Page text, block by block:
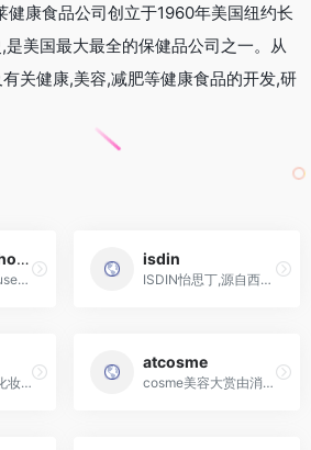
健康食品公司创立于1960年美国纽约长
美国最大最全的保健品公司之一。从
关健康,美容,减肥等健康食品的开发,研
chemistwarehouse
Chemistwarehouse网站是澳洲最大的保健品网站,网站主要销售澳洲本土的天然保健品牌
isdin
ISDIN怡思丁,源自西班牙巴塞罗那的光老化专家,坚持为各类肌肤提供丰富的护理产品和解决方案
Lush是一个英国化妆品品牌，号称“天然美容的新生品牌”的Lush最早可以追溯到20世纪70年代
atcosme
cosme美容大赏由消费者评选的化妆品排行榜，最具权威的美容化妆品排行榜之一，日本最大级美容综合网站